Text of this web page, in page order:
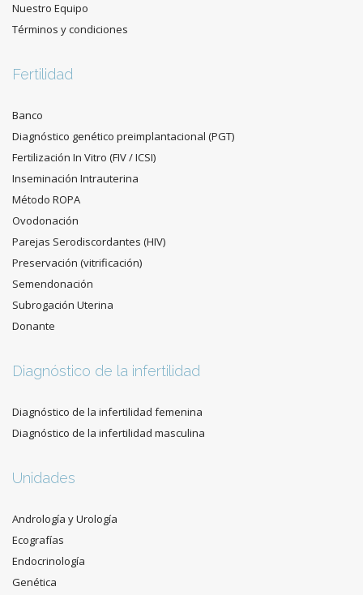
Nuestro Equipo
Términos y condiciones
Fertilidad
Banco
Diagnóstico genético preimplantacional (PGT)
Fertilización In Vitro (FIV / ICSI)
Inseminación Intrauterina
Método ROPA
Ovodonación
Parejas Serodiscordantes (HIV)
Preservación (vitrificación)
Semendonación
Subrogación Uterina
Donante
Diagnóstico de la infertilidad
Diagnóstico de la infertilidad femenina
Diagnóstico de la infertilidad masculina
Unidades
Andrología y Urología
Ecografías
Endocrinología
Genética